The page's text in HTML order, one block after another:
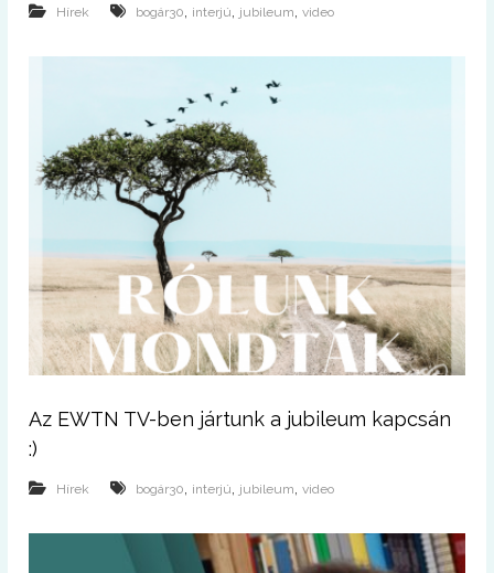
Hírek bogár30 interjú jubileum ,video
Az EWTN TV-ben jártunk a jubileum kapcsán
:)
Hírek bogár30 interjú jubileum ,video